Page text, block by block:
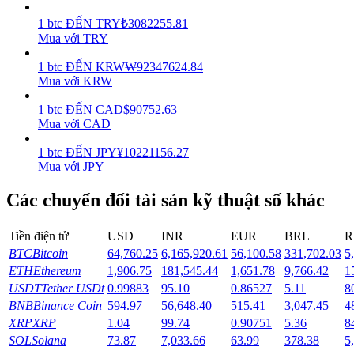
Làm cho tài sản của bạn tăng giá trị đều đặn
1 btc ĐẾN TRY₺3082255.81
Mua với TRY
1 btc ĐẾN KRW₩92347624.84
Mua với KRW
1 btc ĐẾN CAD$90752.63
Mua với CAD
1 btc ĐẾN JPY¥10221156.27
Mua với JPY
Các chuyển đổi tài sản kỹ thuật số khác
Tiền điện tử USD INR EUR BRL
BTCBitcoin 64,760.25 6,165,920.61 56,100.58 331,702.03
ETHEthereum 1,906.75 181,545.44 1,651.78 9,766.42
USDTTether USDt 0.99883 95.10 0.86527 5.11
BNBBinance Coin 594.97 56,648.40 515.41 3,047.45
XRPXRP 1.04 99.74 0.90751 5.36
SOLSolana 73.87 7,033.66 63.99 378.38